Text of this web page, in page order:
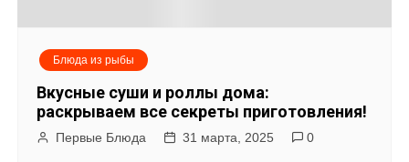
Блюда из рыбы
Вкусные суши и роллы дома:
раскрываем все секреты приготовления!
Первые Блюда 31 марта, 2025 0